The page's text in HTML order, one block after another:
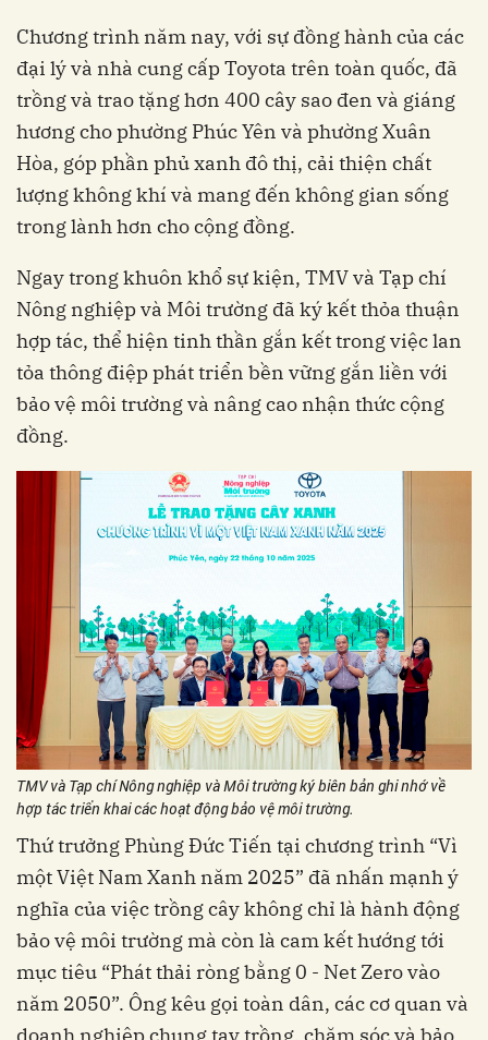
Chương trình năm nay, với sự đồng hành của các
đại lý và nhà cung cấp Toyota trên toàn quốc, đã
trồng và trao tặng hơn 400 cây sao đen và giáng
hương cho phường Phúc Yên và phường Xuân
Hòa, góp phần phủ xanh đô thị, cải thiện chất
lượng không khí và mang đến không gian sống
trong lành hơn cho cộng đồng.
Ngay trong khuôn khổ sự kiện, TMV và Tạp chí
Nông nghiệp và Môi trường đã ký kết thỏa thuận
hợp tác, thể hiện tinh thần gắn kết trong việc lan
tỏa thông điệp phát triển bền vững gắn liền với
bảo vệ môi trường và nâng cao nhận thức cộng
đồng.
TMV và Tạp chí Nông nghiệp và Môi trường ký biên bản ghi nhớ về
hợp tác triển khai các hoạt động bảo vệ môi trường.
Thứ trưởng Phùng Đức Tiến tại chương trình “Vì
một Việt Nam Xanh năm 2025” đã nhấn mạnh ý
nghĩa của việc trồng cây không chỉ là hành động
bảo vệ môi trường mà còn là cam kết hướng tới
mục tiêu “Phát thải ròng bằng 0 - Net Zero vào
năm 2050”. Ông kêu gọi toàn dân, các cơ quan và